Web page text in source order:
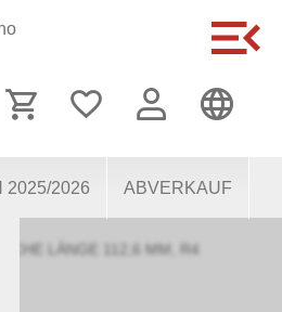
2025/2026 ABVERKAUF
LÄNGE 112,6 MM, R4